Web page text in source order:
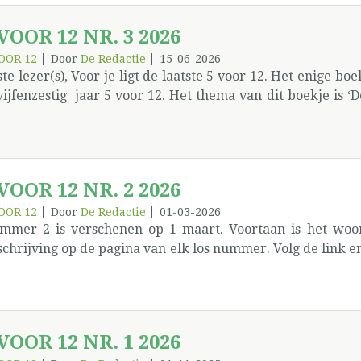
De feestdag in Tielt is dit jaar de hoogdag van AA.
vergadering. In deze editie en de volgende
de mooie openingstoespraak. In deze editie gaan
moet dat gevierd, maar ik heb geleerd dat het
nummer 4! › De redactie
12 NR. 3 2026
12 Door De Redactie 15-06-2026
lezer(s), Voor je ligt de laatste 5 voor 12. Het enige
jaar 5 voor 12. Het thema van dit boekje is
Onze huistekenaar slaagt er steeds in dit boekje
ook weer een bijdrage van de loners. Ooit wordt of
is naar fysieke vergaderingen te gaan). Dus zoals
leesplezier. De redactie
12 NR. 2 2026
12 Door De Redactie 01-03-2026
2 is verschenen op 1 maart. Voortaan is het
op de pagina van elk los nummer. Volg de link
12 NR. 1 2026